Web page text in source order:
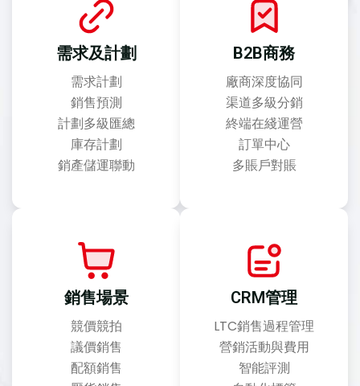
需求及計劃
需求計劃
銷售預測
計劃多級匯總
庫存計劃
銷產儲運聯動
B2B商務
廠商深度協同
渠道多級分銷
終端在綫運營
訂單中心
多賬戶對賬
銷售場景
競價競拍
議價銷售
配額銷售
CRM管理
LTC銷售過程管理
營銷活動與費用
智能評測